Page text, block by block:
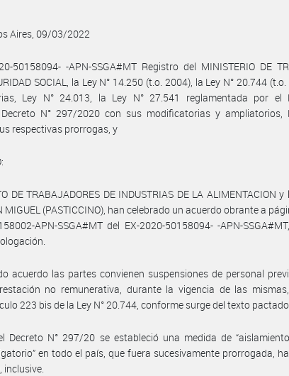
Aires, 09/03/2022
50158094- -APN-SSGA#MT Registro del MINISTERIO DE
SOCIAL, la Ley N° 14.250 (t.o. 2004), la Ley N° 20.744
Ley N° 24.013, la Ley N° 27.541 reglamentada por el
N° 297/2020 con sus modificatorias y ampliatorios,
respectivas prorrogas, y
DE TRABAJADORES DE INDUSTRIAS DE LA ALIMENTACION
MIGUEL (PASTICCINO), han celebrado un acuerdo obrante a
APN-SSGA#MT del EX-2020-50158094- -APN-
acuerdo las partes convienen suspensiones de personal
no remunerativa, durante la vigencia de las
223 bis de la Ley N° 20.744, conforme surge del texto
Decreto N° 297/20 se estableció una medida de
en todo el país, que fuera sucesivamente prorrogada,
inclusive.